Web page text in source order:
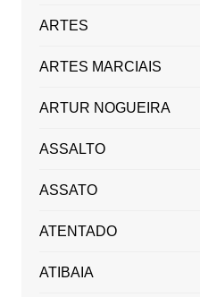
ARTES
ARTES MARCIAIS
ARTUR NOGUEIRA
ASSALTO
ASSATO
ATENTADO
ATIBAIA